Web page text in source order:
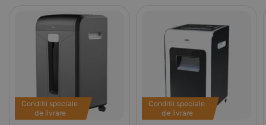
Conditii speciale
de livrare
Conditii speciale
de livrare